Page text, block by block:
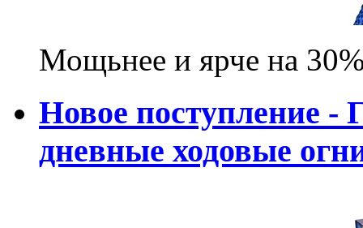
Мощьнее и ярче на
Новое поступление -
дневные ходовые